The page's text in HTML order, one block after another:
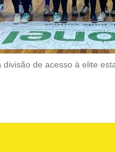
de acesso à elite